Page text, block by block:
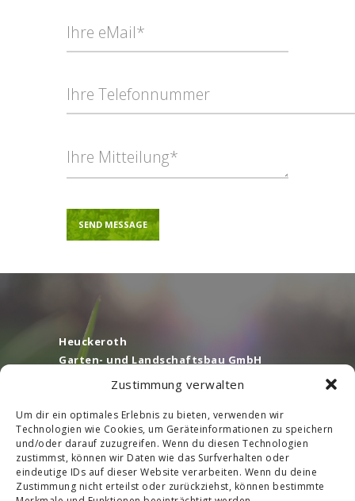
Zustimmung verwalten
Um dir ein optimales Erlebnis zu bieten, verwenden wir
Technologien wie Cookies, um Geräteinformationen zu speichern
und/oder darauf zuzugreifen. Wenn du diesen Technologien
zustimmst, können wir Daten wie das Surfverhalten oder
eindeutige IDs auf dieser Website verarbeiten. Wenn du deine
Zustimmung nicht erteilst oder zurückziehst, können bestimmte
l
n
t
e
:
Heuckeroth
Garten- und Landschaftsbau GmbH
Ogelweg 11 A
55252 Mainz-Kastel / Wiesbaden
Tel.06134 / 6 26 16
Fax. 06134/ 6 37 72
www.heuckeroth-galabau.de
info@heuckeroth-galabau.de